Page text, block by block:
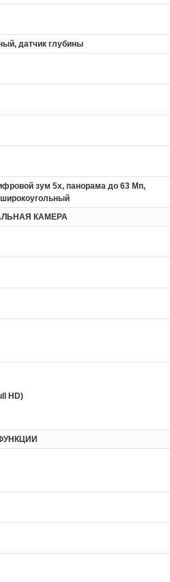
датчик глубины
зум 5x, панорама до 63 Мп,
КАМЕРА
HD)